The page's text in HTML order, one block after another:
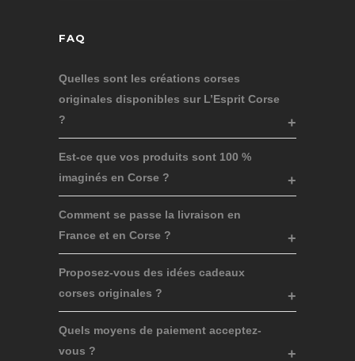
FAQ
Quelles sont les créations corses
originales disponibles sur L’Esprit Corse
?
Est-ce que vos produits sont 100 %
imaginés en Corse ?
Comment se passe la livraison en
France et en Corse ?
Proposez-vous des idées cadeaux
corses originales ?
Quels moyens de paiement acceptez-
vous ?